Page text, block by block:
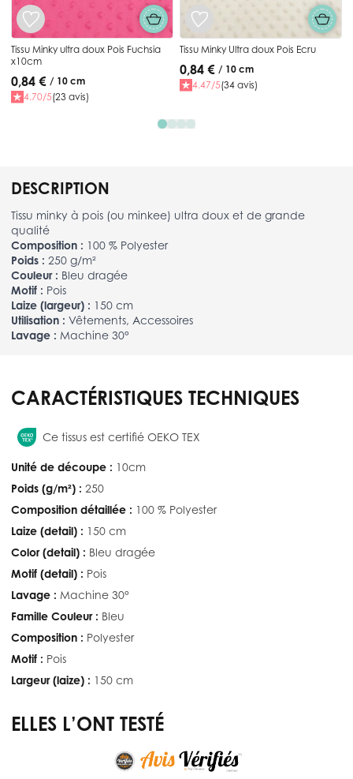
DESCRIPTION
Tissu minky à pois (ou minkee) ultra doux et de grande
qualité
Composition : 100 % Polyester
Poids : 250 g/m²
Couleur : Bleu dragée
Motif : Pois
Laize (largeur) : 150 cm
Utilisation : Vêtements, Accessoires
Lavage : Machine 30°
Tissu Minky ultra doux Pois Fuchsia
x10cm
0,84 € / 10 cm
4.70/5(23 avis)
Tissu Minky Ultra doux Pois Ecru
0,84 € / 10 cm
4.47/5(34 avis)
CARACTÉRISTIQUES TECHNIQUES
Ce tissus est certifié OEKO TEX
Unité de découpe : 10cm
Poids (g/m²) : 250
Composition détaillée : 100 % Polyester
Laize (detail) : 150 cm
Color (detail) : Bleu dragée
Motif (detail) : Pois
Lavage : Machine 30°
Famille Couleur : Bleu
Composition : Polyester
Motif : Pois
Largeur (laize) : 150 cm
ELLES L’ONT TESTÉ